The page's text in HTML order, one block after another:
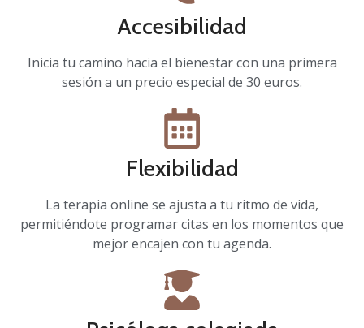
Accesibilidad
Inicia tu camino hacia el bienestar con una primera
sesión a un precio especial de 30 euros.
Flexibilidad
La terapia online se ajusta a tu ritmo de vida,
permitiéndote programar citas en los momentos que
mejor encajen con tu agenda.